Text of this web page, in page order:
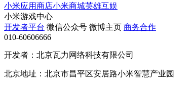
小米应用商店小米商城英雄互娱
小米游戏中心
开发者平台 微信公众号 微博主页 商务合作
010-60606666
开发者：北京瓦力网络科技有限公司
北京地址：北京市昌平区安居路小米智慧产业园